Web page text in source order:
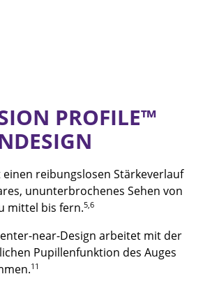
PROFILE™
einen reibungslosen Stärkeverlauf
ununterbrochenes Sehen von
mittel bis fern.5,6
near-Design arbeitet mit der
Pupillenfunktion des Auges
11